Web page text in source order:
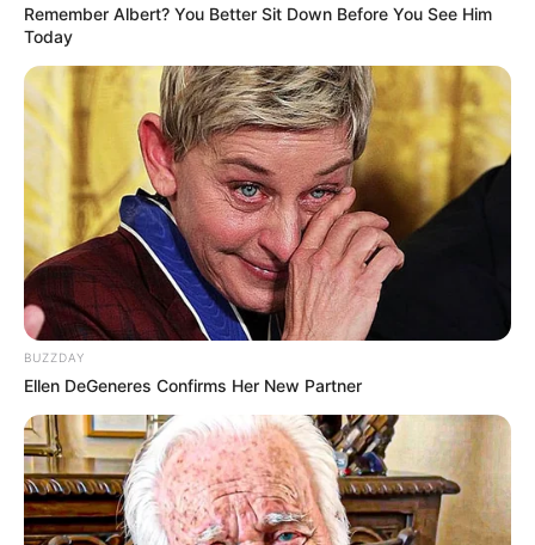
Remember Albert? You Better Sit Down Before You See Him
Today
BUZZDAY
Ellen DeGeneres Confirms Her New Partner